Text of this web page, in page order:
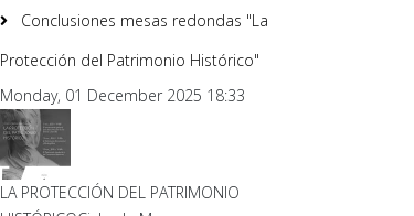
Conclusiones mesas redondas "La
Protección del Patrimonio Histórico"
Monday, 01 December 2025 18:33
LA PROTECCIÓN DEL PATRIMONIO